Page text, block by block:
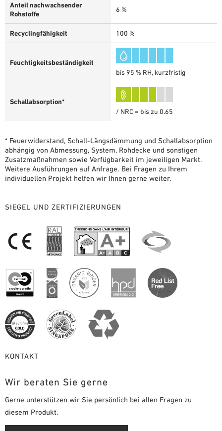
Anteil nachwachsender
Rohstoffe
6 %
Recyclingfähigkeit 100 %
Feuchtigkeitsbeständigkeit
bis 95 % RH, kurzfristig
Schallabsorption*
/ NRC = bis zu 0.65
* Feuerwiderstand, Schall-Längsdämmung und Schallabsorption
abhängig von Abmessung, System, Rohdecke und sonstigen
Zusatzmaßnahmen sowie Verfügbarkeit im jeweiligen Markt.
Weitere Ausführungen auf Anfrage. Bei Fragen zu Ihrem
individuellen Projekt helfen wir Ihnen gerne weiter.
SIEGEL UND ZERTIFIZIERUNGEN
KONTAKT
Wir beraten Sie gerne
Gerne unterstützen wir Sie persönlich bei allen Fragen zu
diesem Produkt.